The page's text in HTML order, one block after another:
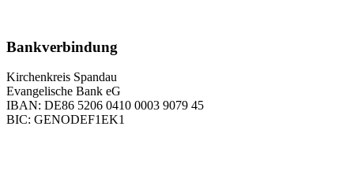
Bankverbindung
Kirchenkreis Spandau
Evangelische Bank eG
IBAN: DE86 5206 0410 0003 9079 45
BIC: GENODEF1EK1